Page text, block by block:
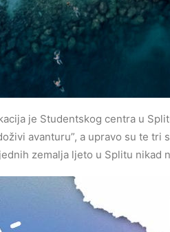
je Studentskog centra u
avanturu”, a upravo su te
zemalja ljeto u Splitu nikad